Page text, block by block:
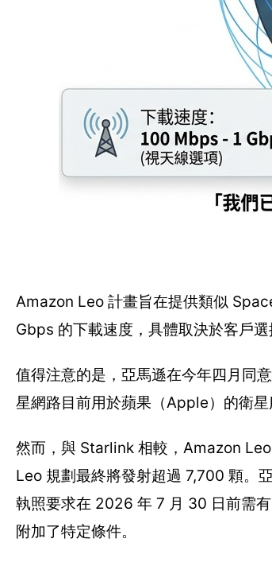
Amazon Leo 計畫旨在提供類似
Gbps 的下載速度，具體取決於客戶選
值得注意的是，亞馬遜在今年四月同
星網路目前用於蘋果（Apple）的衛
然而，與 Starlink 相較，Amazon
Leo 規劃最終將發射超過 7,700 顆。
執照要求在 2026 年 7 月 30 日前需
附加了特定條件。